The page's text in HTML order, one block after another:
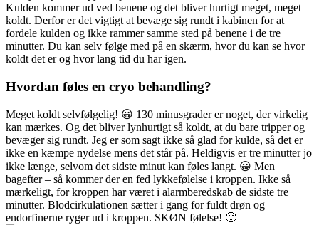
Kulden kommer ud ved benene og det bliver hurtigt meget, meget
koldt. Derfor er det vigtigt at bevæge sig rundt i kabinen for at
fordele kulden og ikke rammer samme sted på benene i de tre
minutter. Du kan selv følge med på en skærm, hvor du kan se hvor
koldt det er og hvor lang tid du har igen.
Hvordan føles en cryo behandling?
Meget koldt selvfølgelig! 😀 130 minusgrader er noget, der virkelig
kan mærkes. Og det bliver lynhurtigt så koldt, at du bare tripper og
bevæger sig rundt. Jeg er som sagt ikke så glad for kulde, så det er
ikke en kæmpe nydelse mens det står på. Heldigvis er tre minutter jo
ikke længe, selvom det sidste minut kan føles langt. 😀 Men
bagefter – så kommer der en fed lykkefølelse i kroppen. Ikke så
mærkeligt, for kroppen har været i alarmberedskab de sidste tre
minutter. Blodcirkulationen sætter i gang for fuldt drøn og
endorfinerne ryger ud i kroppen. SKØN følelse! 🙂